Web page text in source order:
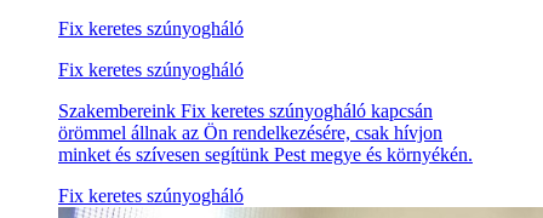
Fix keretes szúnyogháló
Fix keretes szúnyogháló
Szakembereink Fix keretes szúnyogháló kapcsán
örömmel állnak az Ön rendelkezésére, csak hívjon
minket és szívesen segítünk Pest megye és környékén.
Fix keretes szúnyogháló